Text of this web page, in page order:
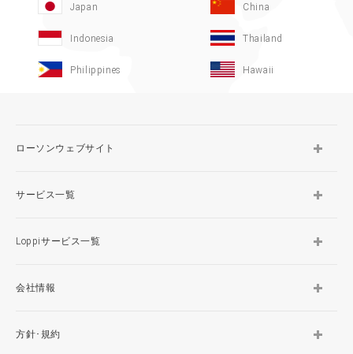
Japan China
Indonesia Thailand
Philippines Hawaii
ローソンウェブサイト
サービス一覧
Loppiサービス一覧
会社情報
方針･規約